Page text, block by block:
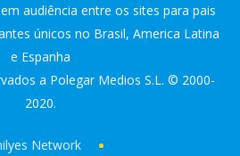
audiência entre os sites para pais
únicos no Brasil, America Latina
e Espanha
a Polegar Medios S.L. © 2000-
2020.
Network